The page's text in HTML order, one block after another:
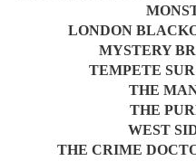
LONDON
MYSTERY
TEMPETE
THE
THE
WEST
THE CRIME